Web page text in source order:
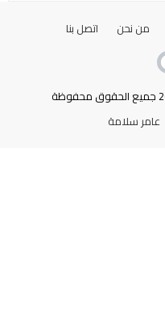
من نحن اتصل بنا
عامر سلامة